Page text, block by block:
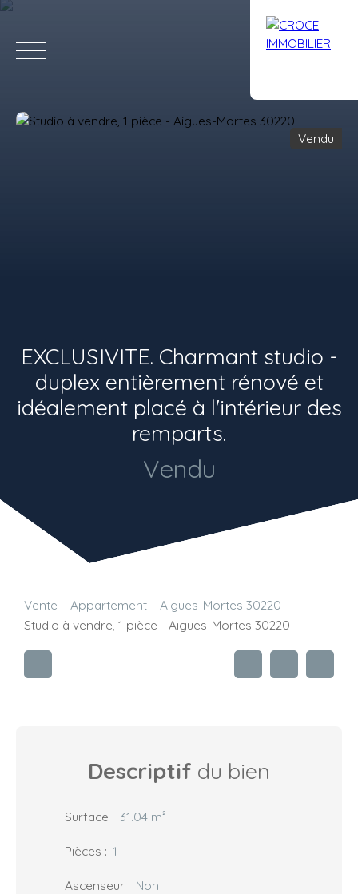
Vendu
EXCLUSIVITE. Charmant studio -
duplex entièrement rénové et
idéalement placé à l'intérieur des
remparts.
Vendu
Vente Appartement
Aigues-Mortes 30220
Studio à vendre, 1 pièce - Aigues-Mortes 30220
Descriptif du bien
Surface : 31.04 m²
Pièces : 1
Ascenseur : Non